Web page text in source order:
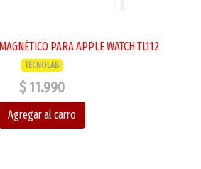
PARA APPLE WATCH TL112
TECNOLAB
$ 11.990
Agregar al carro